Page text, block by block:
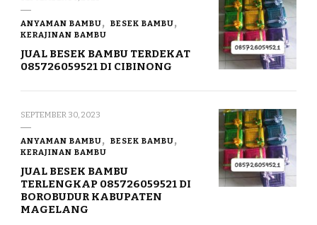
ANYAMAN BAMBU
BESEK BAMBU
KERAJINAN BAMBU
JUAL BESEK BAMBU TERDEKAT
085726059521 DI CIBINONG
SEPTEMBER 30, 2023
ANYAMAN BAMBU
BESEK BAMBU
KERAJINAN BAMBU
JUAL BESEK BAMBU
TERLENGKAP 085726059521 DI
BOROBUDUR KABUPATEN
MAGELANG